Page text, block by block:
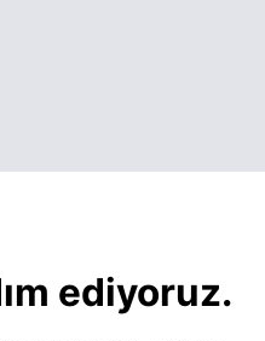
ediyoruz.